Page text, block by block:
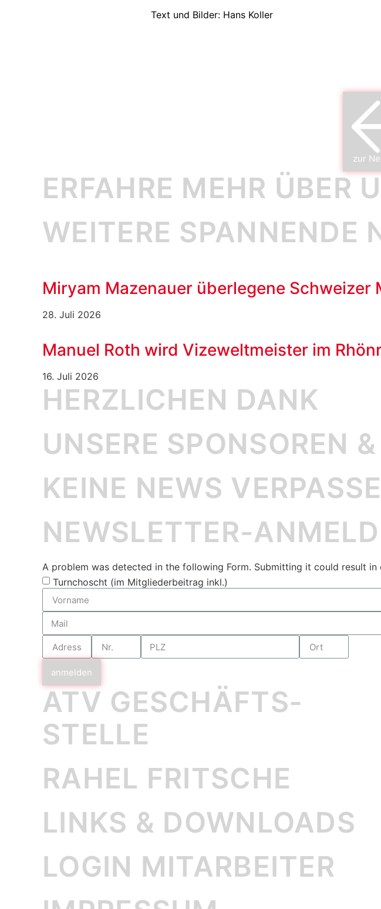
Text und Bilder: Hans Koller
zur
ERFAHRE MEHR ÜBER
WEITERE SPANNENDE
Miryam Mazenauer überlegene Schweizer
28. Juli 2026
Manuel Roth wird Vizeweltmeister im
16. Juli 2026
HERZLICHEN DANK
UNSERE SPONSOREN
KEINE NEWS
NEWSLETTER-
A problem was detected in the following Form. Submitting it could result
Turnchoscht (im Mitgliederbeitrag inkl.)
anmelden
ATV GESCHÄFTS­
STELLE
RAHEL FRITSCHE
LINKS & DOWNLOADS
LOGIN MITARBEITER